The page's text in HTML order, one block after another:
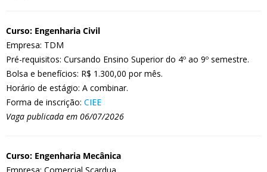
Curso: Engenharia Civil
Empresa: TDM
Pré-requisitos: Cursando Ensino Superior do 4º ao 9º semestre.
Bolsa e benefícios: R$ 1.300,00 por mês.
Horário de estágio: A combinar.
Forma de inscrição: CIEE
Vaga publicada em 06/07/2026
Curso: Engenharia Mecânica